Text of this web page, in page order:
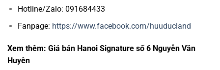
Hotline/Zalo: 091684433
Fanpage: https://www.facebook.com/huuducland
Xem thêm: Giá bán Hanoi Signature số 6 Nguyễn Văn
Huyên